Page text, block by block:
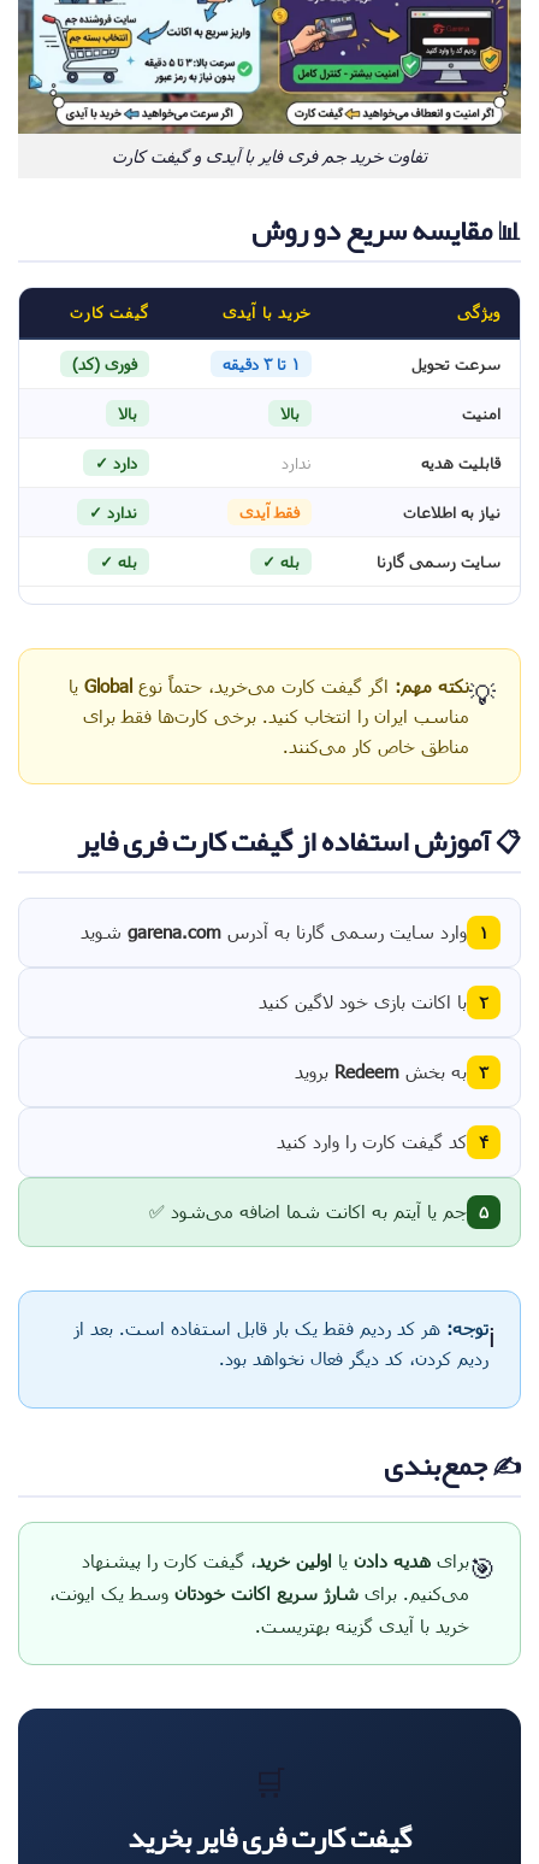
تفاوت خرید جم فری فایر با آیدی و گیفت کارت
📊 مقایسه سریع دو روش
ویژگی خرید با آیدی گیفت کارت
سرعت تحویل ۱ تا ۳ دقیقه فوری (کد)
امنیت بالا بالا
قابلیت هدیه ندارد دارد ✓
نیاز به اطلاعات فقط آیدی ندارد ✓
سایت رسمی گارنا بله ✓ بله ✓
💡نکته مهم: اگر گیفت کارت می‌خرید، حتماً نوع Global یا
مناسب ایران را انتخاب کنید. برخی کارت‌ها فقط برای
مناطق خاص کار می‌کنند.
📋 آموزش استفاده از گیفت کارت فری فایر
۱ وارد سایت رسمی گارنا به آدرس garena.com شوید
۲ با اکانت بازی خود لاگین کنید
۳ به بخش Redeem بروید
۴ کد گیفت کارت را وارد کنید
۵ جم یا آیتم به اکانت شما اضافه می‌شود ✅
ℹ️توجه: هر کد ردیم فقط یک بار قابل استفاده است. بعد از
ردیم کردن، کد دیگر فعال نخواهد بود.
✍️ جمع‌بندی
🎯برای هدیه دادن یا اولین خرید، گیفت کارت را پیشنهاد
می‌کنیم. برای شارژ سریع اکانت خودتان وسط یک ایونت،
خرید با آیدی گزینه بهتریست.
🛒
گیفت کارت فری فایر بخرید